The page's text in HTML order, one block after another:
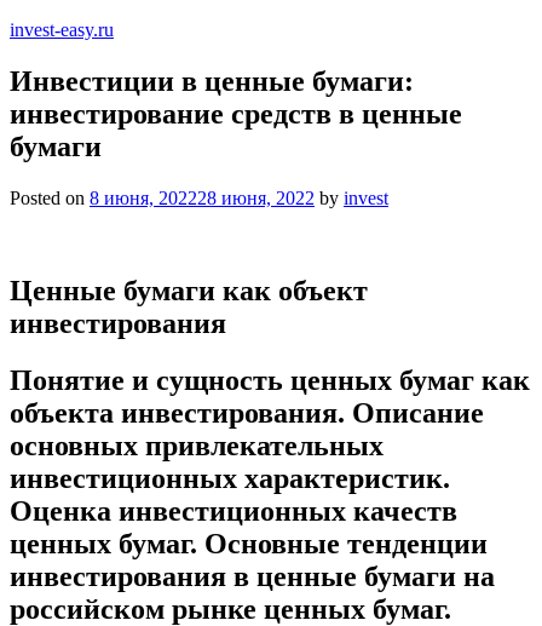
invest-easy.ru
Инвестиции в ценные бумаги:
инвестирование средств в ценные
бумаги
Posted on 8 июня, 202228 июня, 2022 by invest
Ценные бумаги как объект
инвестирования
Понятие и сущность ценных бумаг как
объекта инвестирования. Описание
основных привлекательных
инвестиционных характеристик.
Оценка инвестиционных качеств
ценных бумаг. Основные тенденции
инвестирования в ценные бумаги на
российском рынке ценных бумаг.